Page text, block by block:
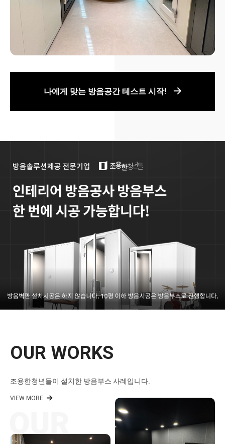
나에게 맞는 방음공간 테스트 시작!
OUR WORKS
조용한청년들이 설치한 방음부스 사례입니다.
VIEW MORE